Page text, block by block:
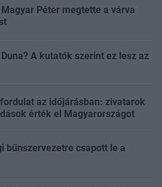
Péter megtette a várva
A kutatók szerint ez lesz az
az időjárásban: zivatarok
érték el Magyarországot
bűnszervezetre csapott le a